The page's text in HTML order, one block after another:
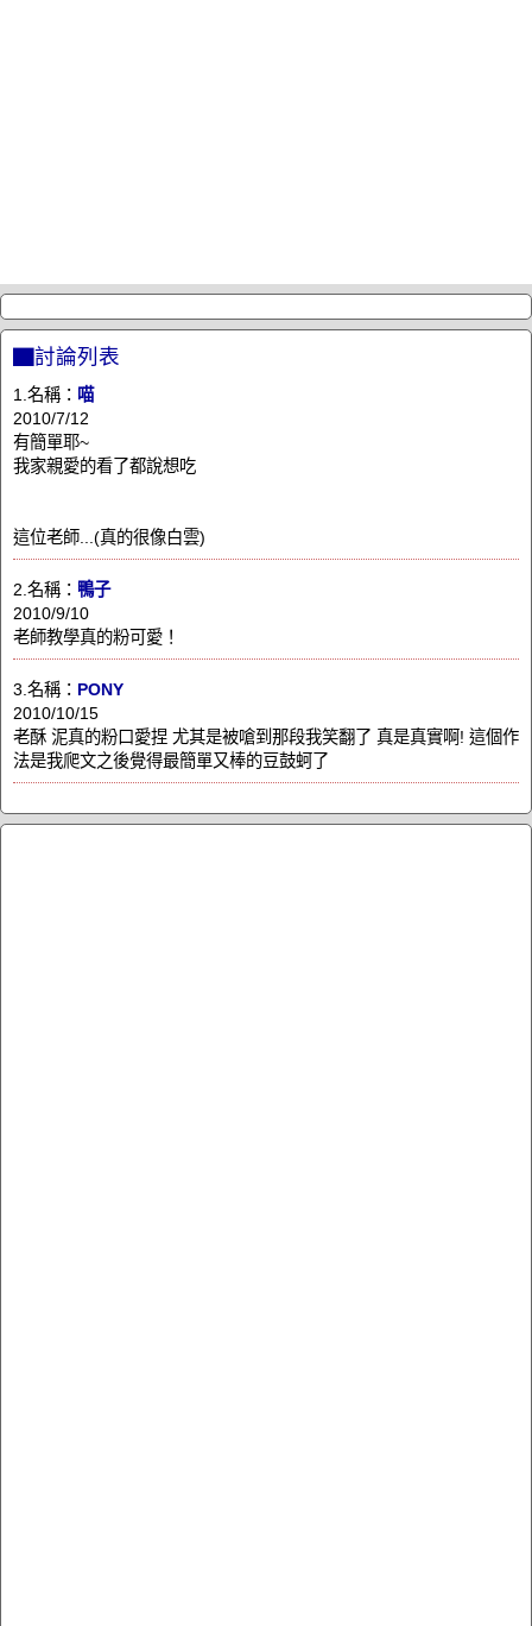
▇討論列表
1.名稱： 喵
2010/7/12
有簡單耶~
我家親愛的看了都說想吃
這位老師...(真的很像白雲)
2.名稱： 鴨子
2010/9/10
老師教學真的粉可愛！
3.名稱： PONY
2010/10/15
老酥 泥真的粉口愛捏 尤其是被嗆到那段我笑翻了 真是真實啊! 這個作
法是我爬文之後覺得最簡單又棒的豆鼓蚵了